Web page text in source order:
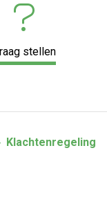
stellen
Klachtenregeling